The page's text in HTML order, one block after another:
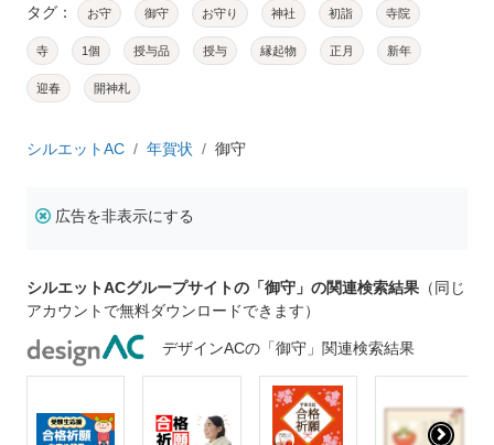
タグ： お守 御守 お守り 神社 初詣 寺院
寺 1個 授与品 授与 縁起物 正月 新年
迎春 開神札
シルエットAC 年賀状 御守
広告を非表示にする
シルエットACグループサイトの「御守」の関連検索結果 （同じ
アカウントで無料ダウンロードできます）
デザインACの「御守」関連検索結果